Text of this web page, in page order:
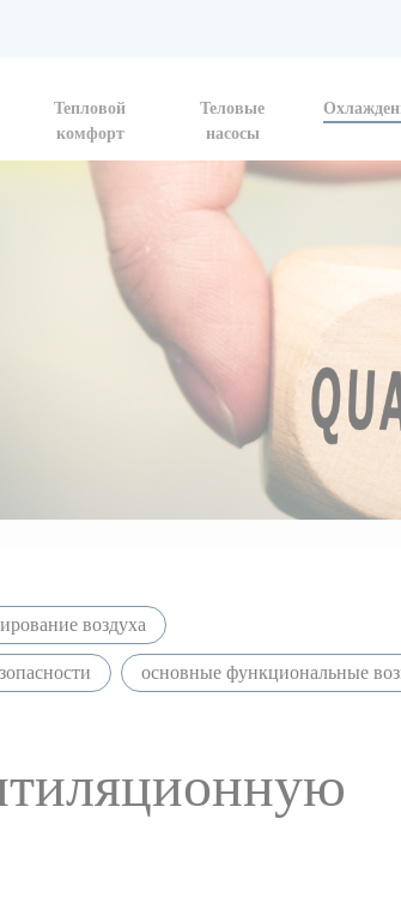
Тепловой
комфорт
Теловые
насосы
воздуха
основные функциональные